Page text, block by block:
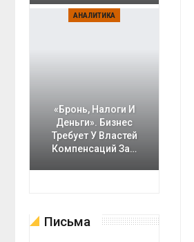
АНАЛИТИКА
«Бронь, Налоги И
Деньги». Бизнес
Требует У Властей
Компенсаций За…
Письма